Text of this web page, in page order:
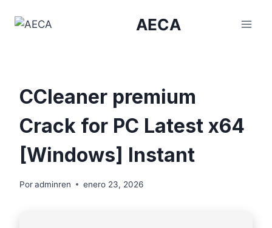
AECA
CCleaner premium
Crack for PC Latest x64
[Windows] Instant
Poradminren enero 23, 2026